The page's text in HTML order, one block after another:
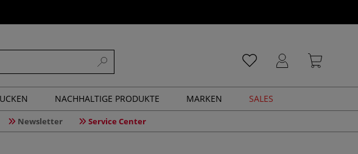
NACHHALTIGE PRODUKTE MARKEN SALES
Newsletter Service Center